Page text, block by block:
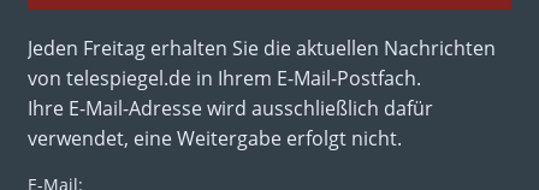
Jeden Freitag erhalten Sie die aktuellen Nachrichten
von telespiegel.de in Ihrem E-Mail-Postfach.
Ihre E-Mail-Adresse wird ausschließlich dafür
verwendet, eine Weitergabe erfolgt nicht.
E-Mail: